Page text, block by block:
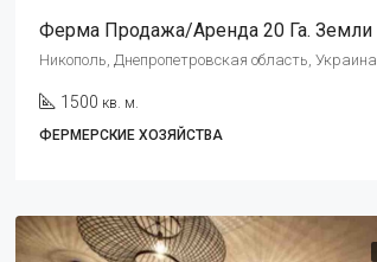
Ферма Продажа/аренда 20 Га. Земли
Никополь, Днепропетровская область, Украина
1500 кв. м.
ФЕРМЕРСКИЕ ХОЗЯЙСТВА